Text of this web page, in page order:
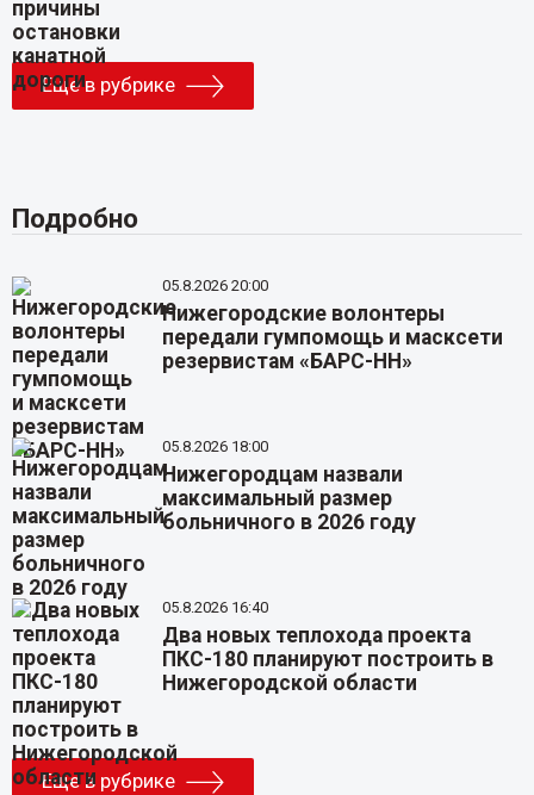
Еще в рубрике
Подробно
05.8.2026 20:00
Нижегородские волонтеры
передали гумпомощь и масксети
резервистам «БАРС-НН»
05.8.2026 18:00
Нижегородцам назвали
максимальный размер
больничного в 2026 году
05.8.2026 16:40
Два новых теплохода проекта
ПКС-180 планируют построить в
Нижегородской области
Еще в рубрике